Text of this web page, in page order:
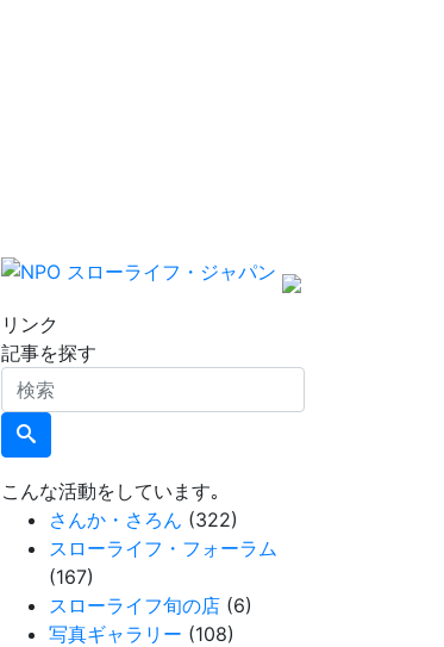
リンク
記事を探す
検
索
こんな活動をしています｡
さんか・さろん (322)
スローライフ・フォーラム
(167)
スローライフ旬の店 (6)
写真ギャラリー (108)